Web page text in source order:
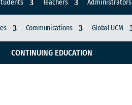
Teachers Administrators
Communications Global UCM
CONTINUING EDUCATION